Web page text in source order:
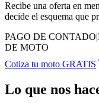
Recibe una oferta en
decide el esquema que
PAGO DE CONTADO|
DE MOTO
Cotiza tu moto GRATIS
Lo que nos